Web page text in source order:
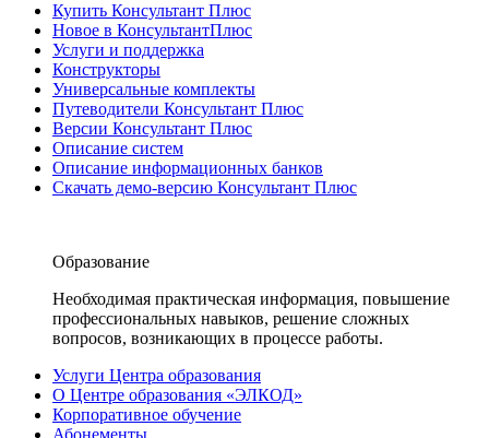
Купить Консультант Плюс
Новое в КонсультантПлюс
Услуги и поддержка
Конструкторы
Универсальные комплекты
Путеводители Консультант Плюс
Версии Консультант Плюс
Описание систем
Описание информационных банков
Скачать демо-версию Консультант Плюс
Образование
Необходимая практическая информация, повышение
профессиональных навыков, решение сложных
вопросов, возникающих в процессе работы.
Услуги Центра образования
О Центре образования «ЭЛКОД»
Корпоративное обучение
Абонементы